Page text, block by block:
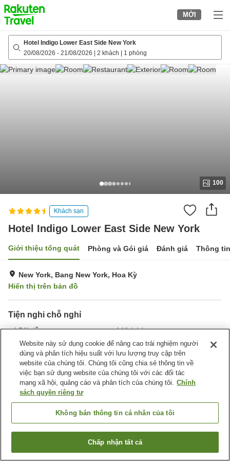
to
top
page
MỚI
Hotel Indigo Lower East Side New York
20/08/2026 - 21/08/2026 2 khách 1 phòng
100
Khách sạn
Hotel Indigo Lower East Side New York
Giới thiệu tổng quát Phòng và Gói giá Đánh giá Thông
New York, Bang New York, Hoa Kỳ
Hiển thị trên bản đồ
Tiện nghi chỗ nghỉ
Bãi đỗ xe
Nhà hàng
Bar
Hoàn toàn không hút thuốc
Trang chủ Hoa Kỳ Bang New York
New York
Manhattan Community Board 3
Hotel Indigo Lower East Side New York
Tìm phòng trống
Website này sử dụng cookie để nâng cao trải nghiệm người
dùng và phân tích hiệu suất với lưu lượng truy cập trên
website của chúng tôi. Chúng tôi cũng chia sẻ thông tin về
việc bạn sử dụng website của chúng tôi với các đối tác
mạng xã hội, quảng cáo và phân tích của chúng tôi. Chính
sách quyền riêng tư
Không bán thông tin cá nhân của tôi
Chấp nhận tất cả